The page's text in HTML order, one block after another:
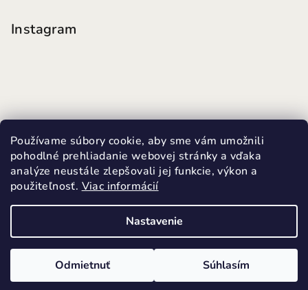
Používame súbory cookie, aby sme vám umožnili
pohodlné prehliadanie webovej stránky a vďaka
analýze neustále zlepšovali jej funkcie, výkon a
použiteľnosť. Viac informácií
Nastavenie
Odmietnuť Súhlasím
Instagram
Sledovať na Instagrame
Upraviť nastavenie cookies
Vytvoril Shoptet